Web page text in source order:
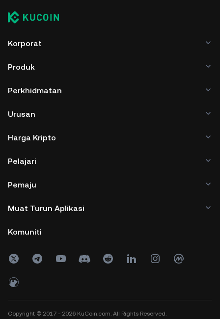
Korporat
Produk
Perkhidmatan
Urusan
Harga Kripto
Pelajari
Pemaju
Muat Turun Aplikasi
Komuniti
Copyright © 2017 - 2026 KuCoin.com. All Rights Reserved.